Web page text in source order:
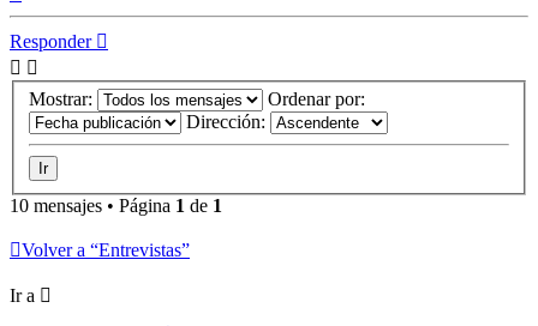
Responder
Mostrar:
Ordenar por:
Dirección:
10 mensajes • Página 1 de 1
Volver a “Entrevistas”
Ir a